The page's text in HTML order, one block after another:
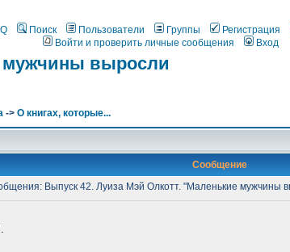
Поиск Пользователи Группы Регистрация
Войти и проверить личные сообщения
Вход
мужчины выросли
-> О книгах, которые...
Сообщение
Выпуск 42. Луиза Мэй Олкотт. "Маленькие мужчины